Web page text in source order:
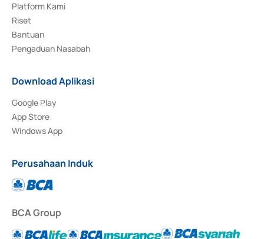
Platform Kami
Riset
Bantuan
Pengaduan Nasabah
Download Aplikasi
Google Play
App Store
Windows App
Perusahaan Induk
BCA Group